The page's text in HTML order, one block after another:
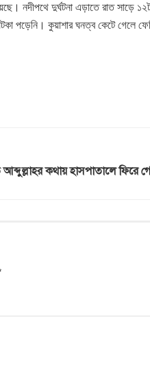
নদীপথে দুর্ঘটনা এড়াতে রাত সাড়ে
পড়েনি। কুয়াশার ঘনত্ব কেটে গেলে
আব্দুল্লাহর কথায় হাসপাতালে ফিরে